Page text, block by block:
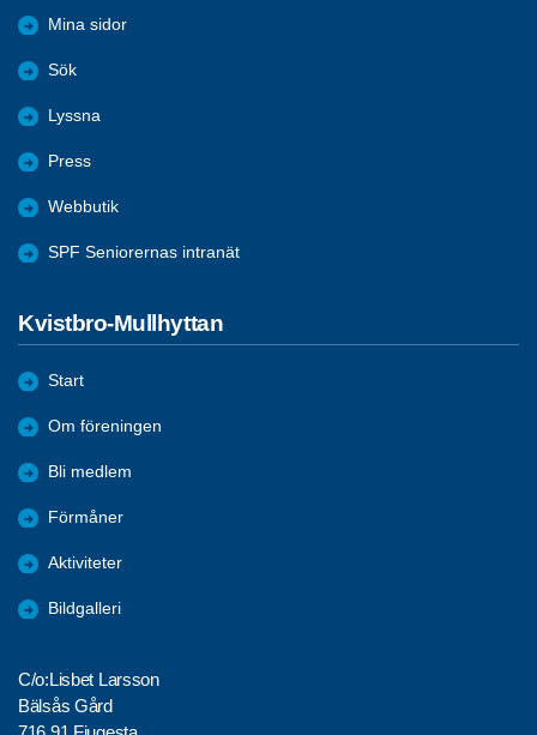
Mina sidor
Sök
Lyssna
Press
Webbutik
SPF Seniorernas intranät
Kvistbro-Mullhyttan
Start
Om föreningen
Bli medlem
Förmåner
Aktiviteter
Bildgalleri
C/o:Lisbet Larsson
Bälsås Gård